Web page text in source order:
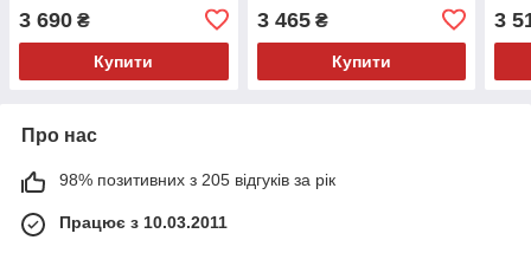
3 690 ₴
Купити
3 465₴
Купити
3
Про нас
98% позитивних з 205 відгуків за рік
Працює з 10.03.2011